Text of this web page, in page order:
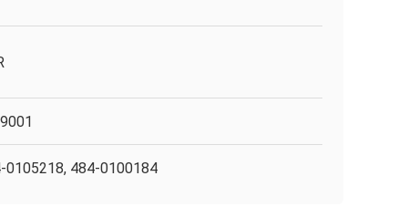
0105218, 484-0100184